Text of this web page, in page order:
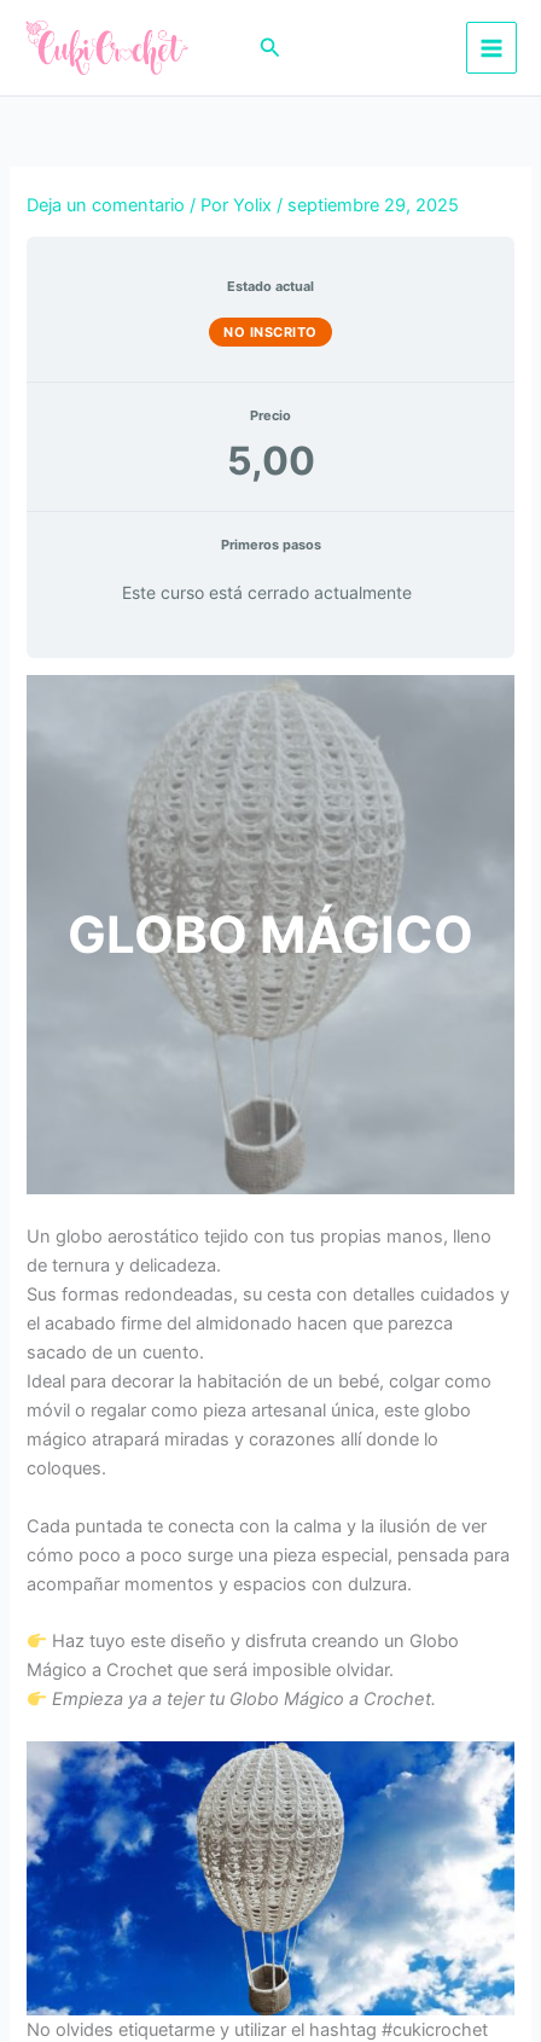
contenido
Buscar
Deja un comentario / PorYolix/ septiembre 29, 2025
Estado actual
NO INSCRITO
Precio
5,00
Primeros pasos
Este curso está cerrado actualmente
GLOBO MÁGICO
Un globo aerostático tejido con tus propias manos, lleno
de ternura y delicadeza.
Sus formas redondeadas, su cesta con detalles cuidados y
el acabado firme del almidonado hacen que parezca
sacado de un cuento.
Ideal para decorar la habitación de un bebé, colgar como
móvil o regalar como pieza artesanal única, este globo
mágico atrapará miradas y corazones allí donde lo
coloques.
Cada puntada te conecta con la calma y la ilusión de ver
cómo poco a poco surge una pieza especial, pensada para
acompañar momentos y espacios con dulzura.
Haz tuyo este diseño y disfruta creando un Globo
Mágico a Crochet que será imposible olvidar.
Empieza ya a tejer tu Globo Mágico a Crochet.
No olvides etiquetarme y utilizar el hashtag #cukicrochet